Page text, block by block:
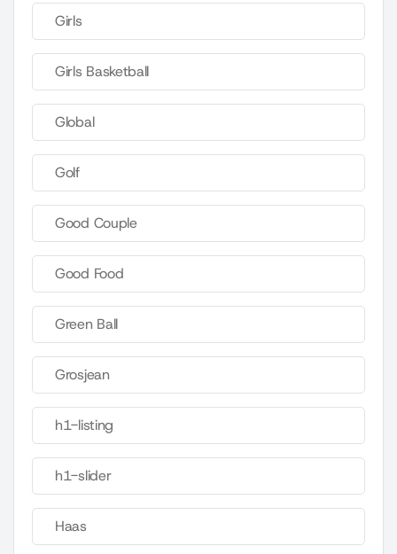
Girls
Girls Basketball
Global
Golf
Good Couple
Good Food
Green Ball
Grosjean
h1-listing
h1-slider
Haas